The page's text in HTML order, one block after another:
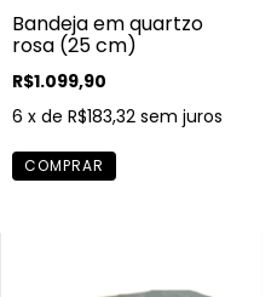
Bandeja em quartzo
rosa (25 cm)
R$1.099,90
6 x de R$183,32 sem juros